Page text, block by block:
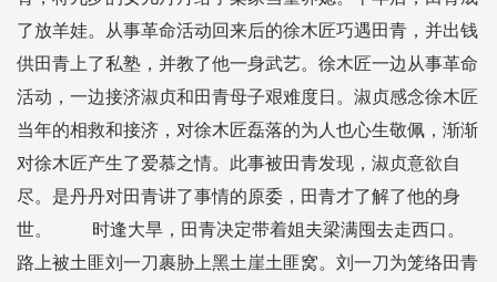
了放羊娃。从事革命活动回来后的徐木匠巧遇田青，并出钱
供田青上了私塾，并教了他一身武艺。徐木匠一边从事革命
活动，一边接济淑贞和田青母子艰难度日。淑贞感念徐木匠
当年的相救和接济，对徐木匠磊落的为人也心生敬佩，渐渐
对徐木匠产生了爱慕之情。此事被田青发现，淑贞意欲自
尽。是丹丹对田青讲了事情的原委，田青才了解了他的身
世。 时逢大旱，田青决定带着姐夫梁满囤去走西口。
路上被土匪刘一刀裹胁上黑土崖土匪窝。刘一刀为笼络田青